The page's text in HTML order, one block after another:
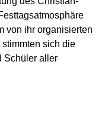
von ihr organisierten
sich die
Schüler aller